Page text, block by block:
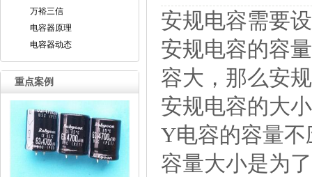
万裕三信
电容器原理
电容器动态
重点案例
安规电容需要
安规电容的容
容大，那么安
安规电容的大
Y电容的容量不
容量大小是为